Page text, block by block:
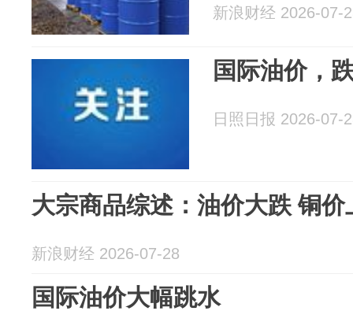
新浪财经 2026-07-
国际油价，
日照日报 2026-07-
大宗商品综述：油价大跌 铜
新浪财经 2026-07-28
国际油价大幅跳水